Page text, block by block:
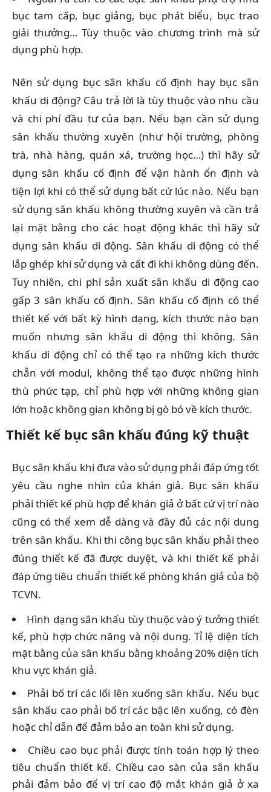
bục tam cấp, bục giảng, bục phát biểu, bục trao
giải thưởng… Tùy thuộc vào chương trình mà sử
dụng phù hợp.
Nên sử dụng bục sân khấu cố định hay bục sân
khấu di động? Câu trả lời là tùy thuộc vào nhu cầu
và chi phí đầu tư của bạn. Nếu bạn cần sử dụng
sân khấu thường xuyên (như hội trường, phòng
trà, nhà hàng, quán xá, trường học…) thì hãy sử
dụng sân khấu cố định để vận hành ổn định và
tiện lợi khi có thể sử dụng bất cứ lúc nào. Nếu bạn
sử dụng sân khấu không thường xuyên và cần trả
lại mặt bằng cho các hoạt động khác thì hãy sử
dụng sân khấu di động. Sân khấu di động có thể
lắp ghép khi sử dụng và cất đi khi không dùng đến.
Tuy nhiên, chi phí sản xuất sân khấu di động cao
gấp 3 sân khấu cố định. Sân khấu cố định có thể
thiết kế với bất kỳ hình dạng, kích thước nào bạn
muốn nhưng sân khấu di động thì không. Sân
khấu di động chỉ có thể tạo ra những kích thước
chẵn với modul, không thể tạo được những hình
thù phức tạp, chỉ phù hợp với những không gian
lớn hoặc không gian không bị gò bó về kích thước.
Thiết kế bục sân khấu đúng kỹ thuật
Bục sân khấu khi đưa vào sử dụng phải đáp ứng tốt
yêu cầu nghe nhìn của khán giả. Bục sân khấu
phải thiết kế phù hợp để khán giả ở bất cứ vị trí nào
cũng có thể xem dễ dàng và đầy đủ các nội dung
trên sân khấu. Khi thi công bục sân khấu phải theo
đúng thiết kế đã được duyệt, và khi thiết kế phải
đáp ứng tiêu chuẩn thiết kế phòng khán giả của bộ
TCVN.
Hình dạng sân khấu tùy thuộc vào ý tưởng thiết
kế, phù hợp chức năng và nội dung. Tỉ lệ diện tích
mặt bằng của sân khấu bằng khoảng 20% diện tích
khu vực khán giả.
Phải bố trí các lối lên xuống sân khấu. Nếu bục
sân khấu cao phải bố trí các bậc lên xuống, có đèn
hoặc chỉ dẫn để đảm bảo an toàn khi sử dụng.
Chiều cao bục phải được tính toán hợp lý theo
tiêu chuẩn thiết kế. Chiều cao sàn của sân khấu
phải đảm bảo để vị trí cao độ mắt khán giả ở xa